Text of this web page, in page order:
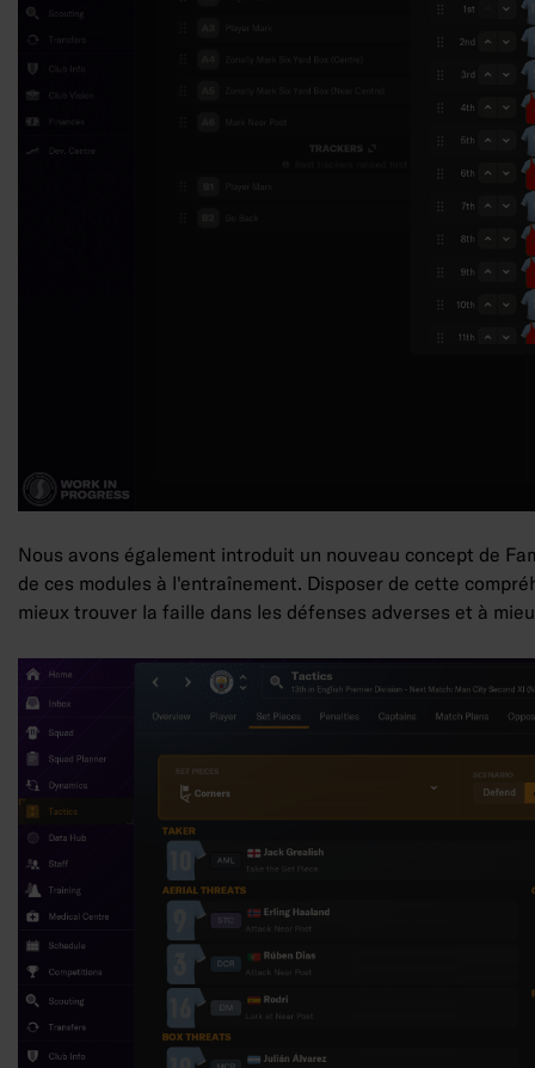
Nous avons également introduit un nouveau concept de
de ces modules à l'entraînement. Disposer de cette
mieux trouver la faille dans les défenses adverses et à